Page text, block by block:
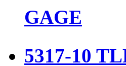
GAGE
5317-10